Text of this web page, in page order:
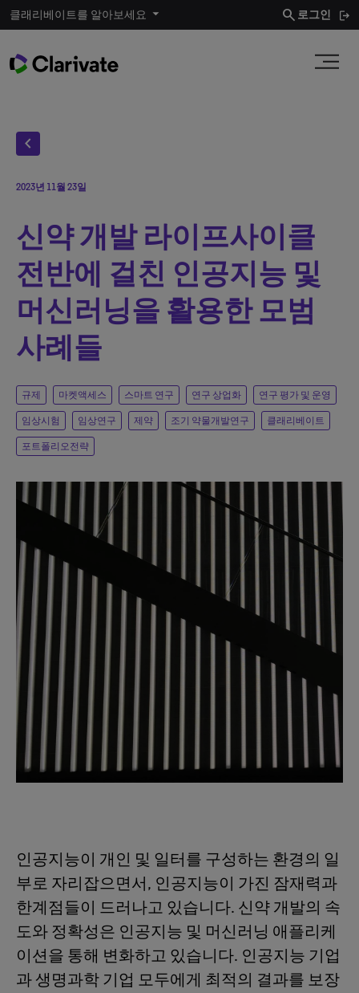
클래리베이트를 알아보세요 search 로그인
chevron_left
2023년 11월 23일
신약 개발 라이프사이클
전반에 걸친 인공지능 및
머신러닝을 활용한 모범
사례들
규제 마켓액세스 스마트 연구 연구 상업화 연구 평가 및 운영
임상시험 임상연구 제약 조기 약물개발연구 클래리베이트
포트폴리오전략
인공지능이 개인 및 일터를 구성하는 환경의 일
부로 자리잡으면서, 인공지능이 가진 잠재력과
한계점들이 드러나고 있습니다. 신약 개발의 속
도와 정확성은 인공지능 및 머신러닝 애플리케
이션을 통해 변화하고 있습니다. 인공지능 기업
과 생명과학 기업 모두에게 최적의 결과를 보장